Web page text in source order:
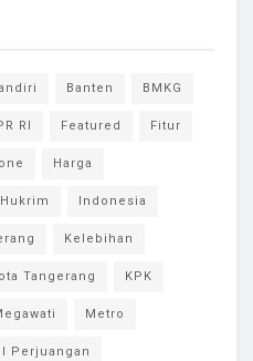
Banten BMKG
RI Featured Fitur
Harga
Hukrim Indonesia
Kelebihan
Tangerang KPK
Metro
Perjuangan